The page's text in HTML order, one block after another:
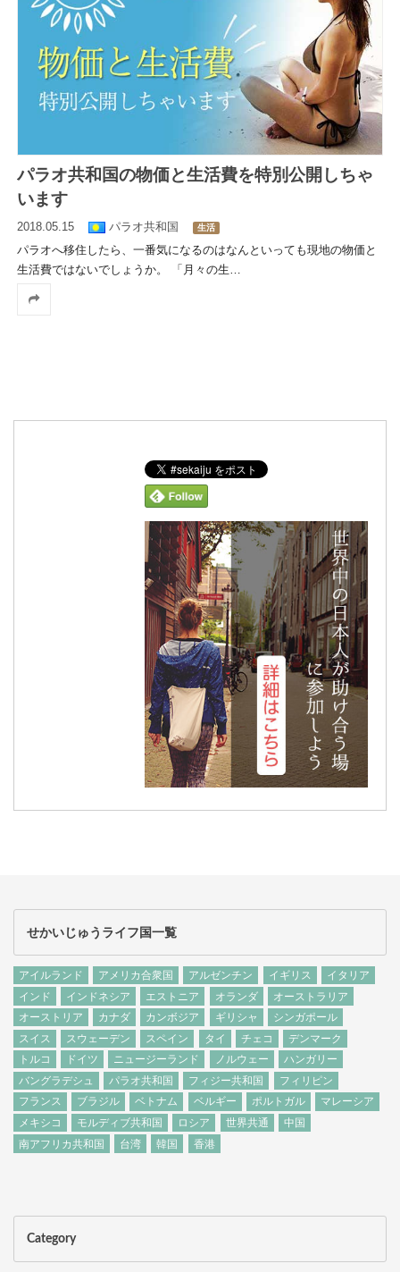
パラオ共和国の物価と生活費を特別公開しちゃ
います
2018.05.15 パラオ共和国 生活
パラオへ移住したら、一番気になるのはなんといっても現地の物価と
生活費ではないでしょうか。 「月々の生…
せかいじゅうライフ国一覧
アイルランド アメリカ合衆国 アルゼンチン イギリス
イタリア
インド
インドネシア エストニア オランダ
オーストラリア
オーストリア
カナダ カンボジア ギリシャ
シンガポール
スイス
スウェーデン スペイン タイ チェコ
デンマーク
トルコ
ドイツ ニュージーランド ノルウェー
ハンガリー
バングラデシュ
パラオ共和国 フィジー共和国
フィリピン
フランス
ブラジル ベトナム ベルギー ポルトガル
マレーシア
メキシコ
モルディブ共和国 ロシア 世界共通
中国
南アフリカ共和国
台湾 韓国 香港
Category